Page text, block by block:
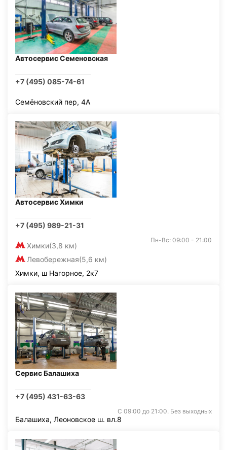
Автосервис Семеновская
+7 (495) 085-74-61
Семёновский пер, 4А
Автосервис Химки
+7 (495) 989-21-31
Химки(3,8 км)
Левобережная(5,6 км)
Пн-Вс: 09:00 - 21:00
Химки, ш Нагорное, 2к7
Сервис Балашиха
+7 (495) 431-63-63
С 09:00 до 21:00. Без выходных
Балашиха, Леоновское ш. вл.8